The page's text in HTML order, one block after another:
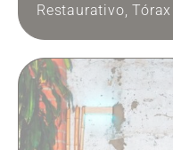
Restaurativo,Tórax